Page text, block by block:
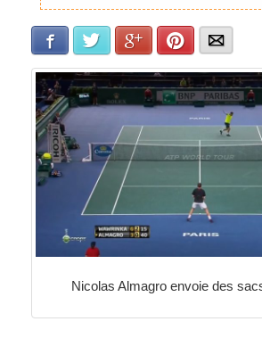
Facebook Twitter Google+Pinterest
Nicolas Almagro envoie des